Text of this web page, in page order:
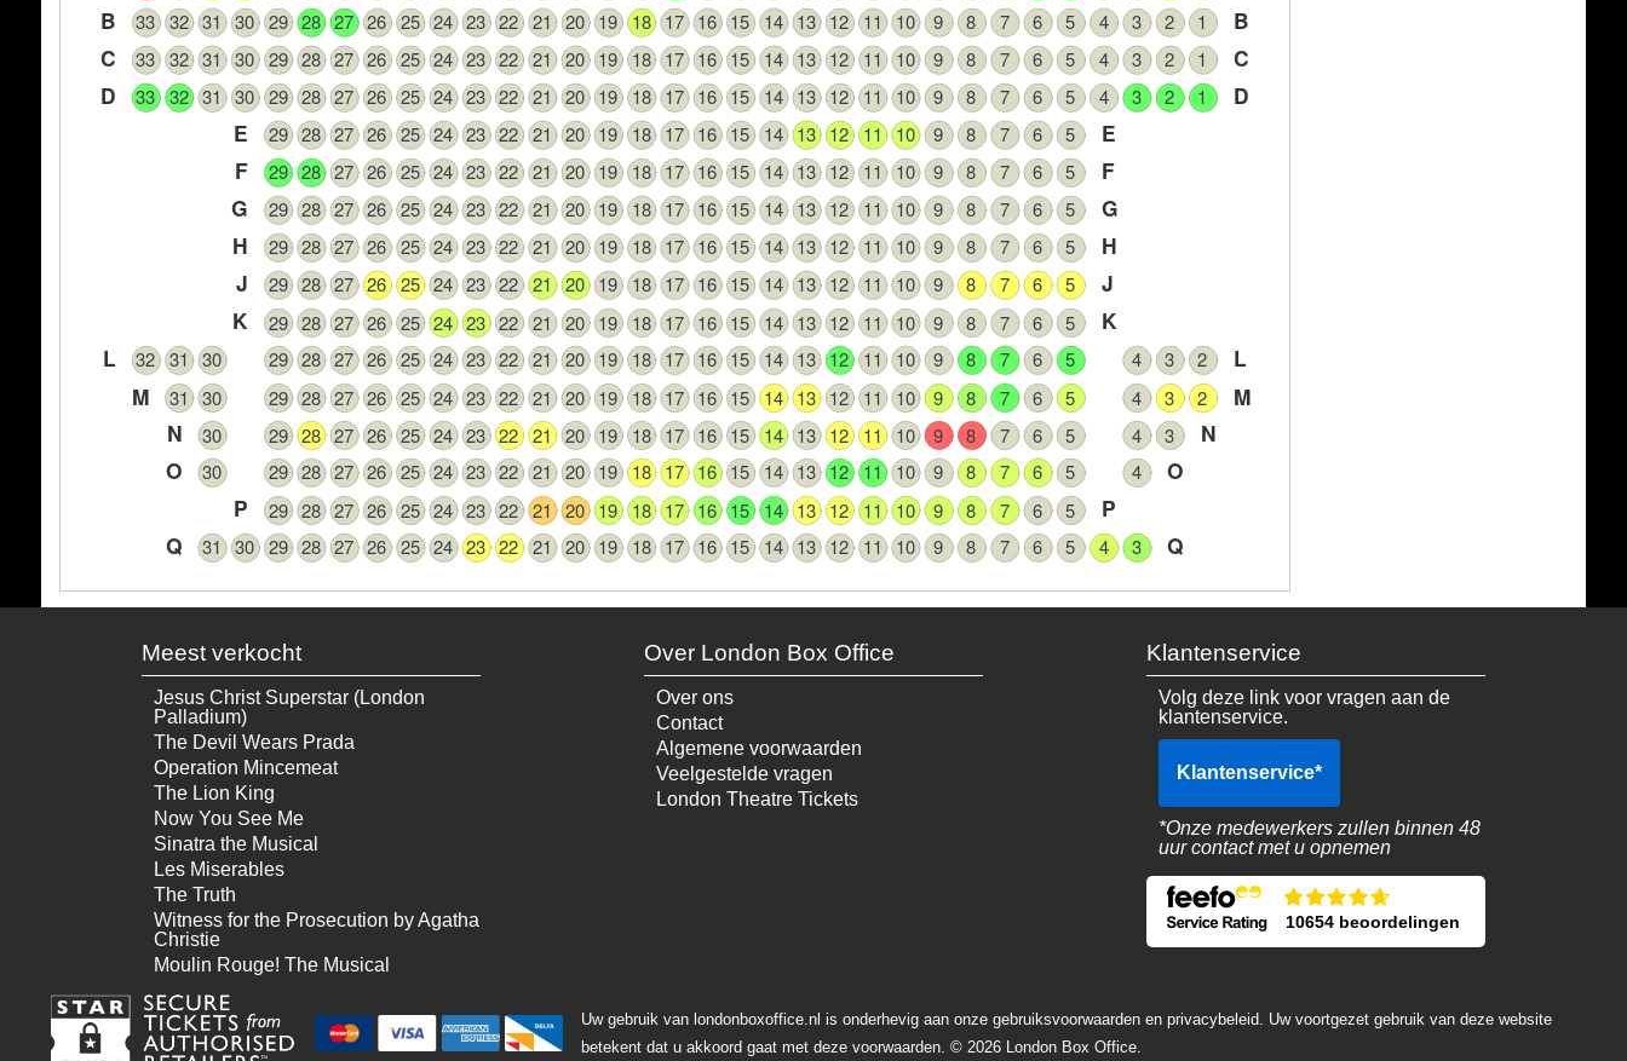
1
2
3
4
5
6
7
8
9
10
11
12
13
14
15
16
17
18
19
20
21
22
23
24
25
26
27
28
29
30
31
32
33
B B
1
2
3
4
5
6
7
8
9
10
11
12
13
14
15
16
17
18
19
20
21
22
23
24
25
26
27
28
29
30
31
32
33
C C
1
2
3
4
5
6
7
8
9
10
11
12
13
14
15
16
17
18
19
20
21
22
23
24
25
26
27
28
29
30
31
32
33
D D
5
6
7
8
9
10
11
12
13
14
15
16
17
18
19
20
21
22
23
24
25
26
27
28
29
E E
5
6
7
8
9
10
11
12
13
14
15
16
17
18
19
20
21
22
23
24
25
26
27
28
29
F F
5
6
7
8
9
10
11
12
13
14
15
16
17
18
19
20
21
22
23
24
25
26
27
28
29
G G
5
6
7
8
9
10
11
12
13
14
15
16
17
18
19
20
21
22
23
24
25
26
27
28
29
H H
5
6
7
8
9
10
11
12
13
14
15
16
17
18
19
20
21
22
23
24
25
26
27
28
29
J J
5
6
7
8
9
10
11
12
13
14
15
16
17
18
19
20
21
22
23
24
25
26
27
28
29
K K
2
3
4
5
6
7
8
9
10
11
12
13
14
15
16
17
18
19
20
21
22
23
24
25
26
27
28
29
30
31
32
L L
2
3
4
5
6
7
8
9
10
11
12
13
14
15
16
17
18
19
20
21
22
23
24
25
26
27
28
29
30
31
M M
3
4
5
6
7
8
9
10
11
12
13
14
15
16
17
18
19
20
21
22
23
24
25
26
27
28
29
30
N N
4
5
6
7
8
9
10
11
12
13
14
15
16
17
18
19
20
21
22
23
24
25
26
27
28
29
30
O O
5
6
7
8
9
10
11
12
13
14
15
16
17
18
19
20
21
22
23
24
25
26
27
28
29
P P
3
4
5
6
7
8
9
10
11
12
13
14
15
16
17
18
19
20
21
22
23
24
25
26
27
28
29
30
31
Q Q
Meest verkocht
Jesus Christ Superstar (London
Palladium)
The Devil Wears Prada
Operation Mincemeat
The Lion King
Now You See Me
Sinatra the Musical
Les Miserables
The Truth
Witness for the Prosecution by Agatha
Christie
Moulin Rouge! The Musical
Over London Box Office
Over ons
Contact
Algemene voorwaarden
Veelgestelde vragen
London Theatre Tickets
Klantenservice
Volg deze link voor vragen aan de
klantenservice.
Klantenservice*
*Onze medewerkers zullen binnen 48
uur contact met u opnemen
10654 beoordelingen
Uw gebruik van londonboxoffice.nl is onderhevig aan onze gebruiksvoorwaarden en privacybeleid. Uw voortgezet gebruik van deze website
betekent dat u akkoord gaat met deze voorwaarden. © 2026 London Box Office.